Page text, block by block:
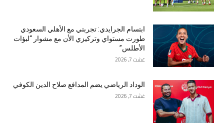
ابتسام الجرايدي: تجربتي مع الأهلي السعودي
طورت مستواي وتركيزي الأن مع مشوار “لبؤات
الأطلس”
غشت 7, 2026
الوداد الرياضي يضم المدافع صلاح الدين الكوفي
غشت 7, 2026